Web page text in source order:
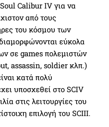
Calibur IV για να
από τους
του κόσμου των
εύκολα
σε games πολεμιστών
assassin, soldier κλπ.)
κατά πολύ
υποσχεθεί στο SCIV
στις λειτουργίες του
επιλογή του SCIII.